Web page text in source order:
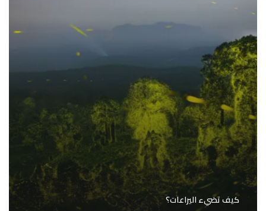
كيف تضيء اليراعات؟